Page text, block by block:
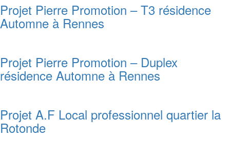
Projet Pierre Promotion – T3 résidence
Automne à Rennes
Projet Pierre Promotion – Duplex
résidence Automne à Rennes
Projet A.F Local professionnel quartier la
Rotonde